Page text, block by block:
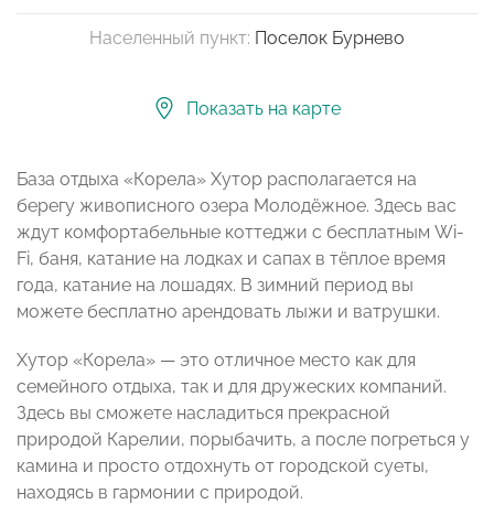
База отдыха «Корела» Хутор располагается на
берегу живописного озера Молодёжное. Здесь вас
ждут комфортабельные коттеджи с бесплатным Wi-
Fi, баня, катание на лодках и сапах в тёплое время
года, катание на лошадях. В зимний период вы
можете бесплатно арендовать лыжи и ватрушки.
Хутор «Корела» — это отличное место как для
семейного отдыха, так и для дружеских компаний.
Здесь вы сможете насладиться прекрасной
природой Карелии, порыбачить, а после погреться у
камина и просто отдохнуть от городской суеты,
находясь в гармонии с природой.
Населенный пункт: Поселок Бурнево
Показать на карте